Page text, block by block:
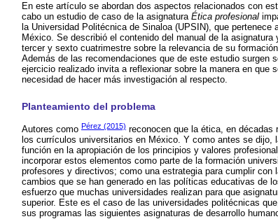
En este artículo se abordan dos aspectos relacionados con
cabo un estudio de caso de la asignatura Ética profesional
la Universidad Politécnica de Sinaloa (UPSIN), que
México. Se describió el contenido del manual de la
tercer y sexto cuatrimestre sobre la relevancia de su
Además de las recomendaciones que de este estudio surgen
ejercicio realizado invita a reflexionar sobre la manera en
necesidad de hacer más investigación al respecto.
Planteamiento del problema
Autores como Pérez (2015) reconocen que la ética, en
los currículos universitarios en México. Y como antes se
función en la apropiación de los principios y valores
incorporar estos elementos como parte de la formación
profesores y directivos; como una estrategia para cumplir
cambios que se han generado en las políticas educativas de
esfuerzo que muchas universidades realizan para que
superior. Este es el caso de las universidades politécnicas
sus programas las siguientes asignaturas de desarrollo